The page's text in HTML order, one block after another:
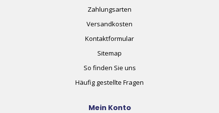
Zahlungsarten
Versandkosten
Kontaktformular
Sitemap
So finden Sie uns
Häufig gestellte Fragen
Mein Konto